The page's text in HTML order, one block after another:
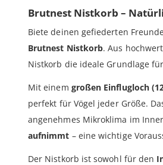
Brutnest Nistkorb –
Biete deinen gefiederten
Brutnest Nistkorb. Aus
Nistkorb die ideale Grundlage
Mit einem großen Einflugloch
perfekt für Vögel jeder Größe.
angenehmes Mikroklima im
aufnimmt – eine wichtige
Der Nistkorb ist sowohl für den